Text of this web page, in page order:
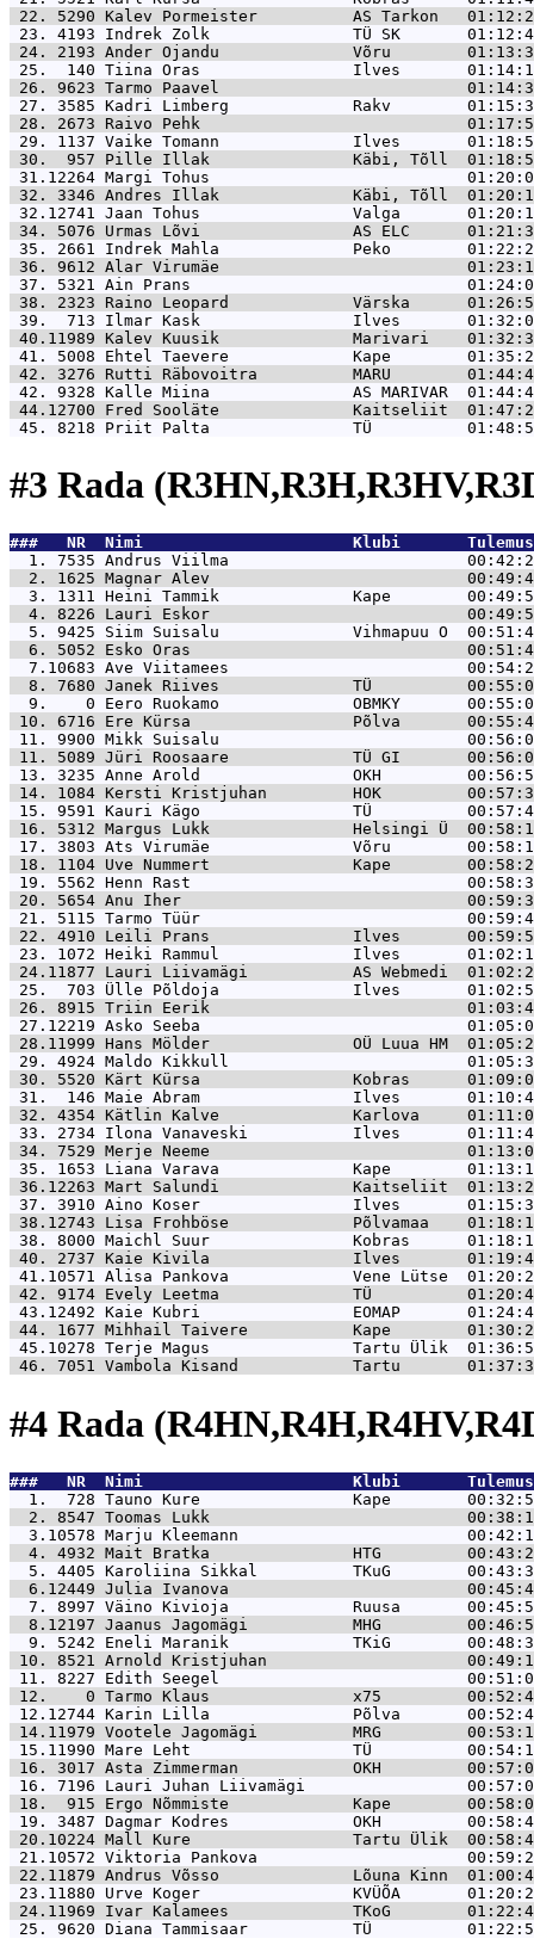
22. 5290 Kalev Pormeister          AS Tarkon
23. 4193 Indrek Zolk               TÜ SK
24. 2193 Ander Ojandu              Võru
25.  140 Tiina Oras                Ilves
26. 9623 Tarmo Paavel
27. 3585 Kadri Limberg             Rakv
28. 2673 Raivo Pehk
29. 1137 Vaike Tomann              Ilves
30.  957 Pille Illak               Käbi, Tõll
31.12264 Margi Tohus
32. 3346 Andres Illak              Käbi, Tõll
32.12741 Jaan Tohus                Valga
34. 5076 Urmas Lõvi                AS ELC
35. 2661 Indrek Mahla              Peko
36. 9612 Alar Virumäe
37. 5321 Ain Prans
38. 2323 Raino Leopard             Värska
39.  713 Ilmar Kask                Ilves
40.11989 Kalev Kuusik              Marivari
41. 5008 Ehtel Taevere             Kape
42. 3276 Rutti Räbovoitra          MARU
42. 9328 Kalle Miina               AS MARIVAR
44.12700 Fred Sooläte              Kaitseliit
45. 8218 Priit Palta               TÜ
#3 Rada
###   NR  Nimi                      Klubi
  1. 7535
Andrus Viilma
  2. 1625
Magnar Alev
  3. 1311
Heini Tammik              Kape
  4. 8226
Lauri Eskor
  5. 9425
Siim Suisalu              Vihmapuu O
  6. 5052
Esko Oras
  7.10683
Ave Viitamees
  8. 7680
Janek Riives              TÜ
  9.    0
Eero Ruokamo              OBMKY
10. 6716 Ere Kürsa                 Põlva
11. 9900 Mikk Suisalu
11. 5089 Jüri Roosaare             TÜ GI
13. 3235 Anne Arold                OKH
14. 1084 Kersti Kristjuhan         HOK
15. 9591 Kauri Kägo                TÜ
16. 5312 Margus Lukk               Helsingi Ü
17. 3803 Ats Virumäe               Võru
18. 1104 Uve Nummert               Kape
19. 5562 Henn Rast
20. 5654 Anu Iher
21. 5115 Tarmo Tüür
22. 4910 Leili Prans               Ilves
23. 1072 Heiki Rammul              Ilves
24.11877 Lauri Liivamägi           AS Webmedi
25.  703 Ülle Põldoja              Ilves
26. 8915 Triin Eerik
27.12219 Asko Seeba
28.11999 Hans Mölder               OÜ Luua HM
29. 4924 Maldo Kikkull
30. 5520 Kärt Kürsa                Kobras
31.  146 Maie Abram                Ilves
32. 4354 Kätlin Kalve              Karlova
33. 2734 Ilona Vanaveski           Ilves
34. 7529 Merje Neeme
35. 1653 Liana Varava              Kape
36.12263 Mart Salundi              Kaitseliit
37. 3910 Aino Koser                Ilves
38.12743 Lisa Frohböse             Põlvamaa
38. 8000 Maichl Suur               Kobras
40. 2737 Kaie Kivila               Ilves
41.10571 Alisa Pankova             Vene Lütse
42. 9174 Evely Leetma              TÜ
43.12492 Kaie Kubri                EOMAP
44. 1677 Mihhail Taivere           Kape
45.10278 Terje Magus               Tartu Ülik
46. 7051 Vambola Kisand            Tartu
#4 Rada
###   NR  Nimi                      Klubi
  1.  728
Tauno Kure                Kape
  2. 8547
Toomas Lukk
  3.10578
Marju Kleemann
  4. 4932
Mait Bratka               HTG
  5. 4405
Karoliina Sikkal          TKuG
  6.12449
Julia Ivanova
  7. 8997
Väino Kivioja             Ruusa
  8.12197
Jaanus Jagomägi           MHG
  9. 5242
Eneli Maranik             TKiG
10. 8521 Arnold Kristjuhan
11. 8227 Edith Seegel
12.    0 Tarmo Klaus               x75
12.12744 Karin Lilla               Põlva
14.11979 Vootele Jagomägi          MRG
15.11990 Mare Leht                 TÜ
16. 3017 Asta Zimmerman            OKH
16. 7196 Lauri Juhan Liivamägi
18.  915 Ergo Nõmmiste             Kape
19. 3487 Dagmar Kodres             OKH
20.10224 Mall Kure                 Tartu Ülik
21.10572 Viktoria Pankova
22.11879 Andrus Võsso              Lõuna Kinn
23.11880 Urve Koger                KVÜÕA
24.11969 Ivar Kalamees             TKoG
25. 9620 Diana Tammisaar           TÜ